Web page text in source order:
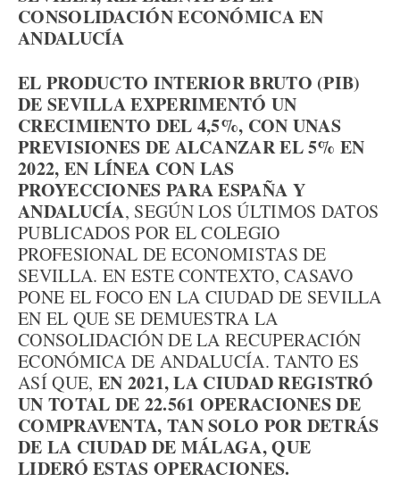
CONSOLIDACIÓN ECONÓMICA EN
ANDALUCÍA
EL PRODUCTO INTERIOR BRUTO (PIB)
DE SEVILLA EXPERIMENTÓ UN
CRECIMIENTO DEL 4,5%, CON UNAS
PREVISIONES DE ALCANZAR EL 5% EN
2022, EN LÍNEA CON LAS
PROYECCIONES PARA ESPAÑA Y
ANDALUCÍA, SEGÚN LOS ÚLTIMOS DATOS
PUBLICADOS POR EL COLEGIO
PROFESIONAL DE ECONOMISTAS DE
SEVILLA. EN ESTE CONTEXTO, CASAVO
PONE EL FOCO EN LA CIUDAD DE SEVILLA
EN EL QUE SE DEMUESTRA LA
CONSOLIDACIÓN DE LA RECUPERACIÓN
ECONÓMICA DE ANDALUCÍA. TANTO ES
ASÍ QUE, EN 2021, LA CIUDAD REGISTRÓ
UN TOTAL DE 22.561 OPERACIONES DE
COMPRAVENTA, TAN SOLO POR DETRÁS
DE LA CIUDAD DE MÁLAGA, QUE
LIDERÓ ESTAS OPERACIONES.